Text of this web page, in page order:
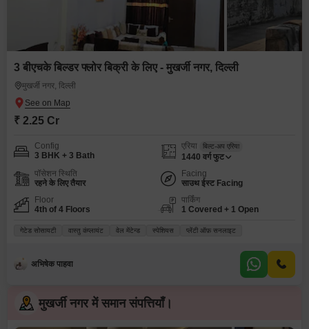
3 बीएचके बिल्डर फ्लोर बिक्री के लिए - मुखर्जी नगर, दिल्ली
मुखर्जी नगर, दिल्ली
₹ 2.25 Cr
Config
3 BHK + 3 Bath
एरिया बिल्ट-अप एरिया
1440 वर्ग फुट
पॉसेशन स्थिति
रहने के लिए तैयार
Facing
साउथ ईस्ट Facing
Floor
4th of 4 Floors
पार्किंग
1 Covered + 1 Open
गेटेड सोसायटी वास्तु कंप्लायंट वेल मेंटेन्ड स्पेशियस प्लेंटी ऑफ़ सनलाइट
अभिषेक पाहवा
मुखर्जी नगर में समान संपत्तियाँ।